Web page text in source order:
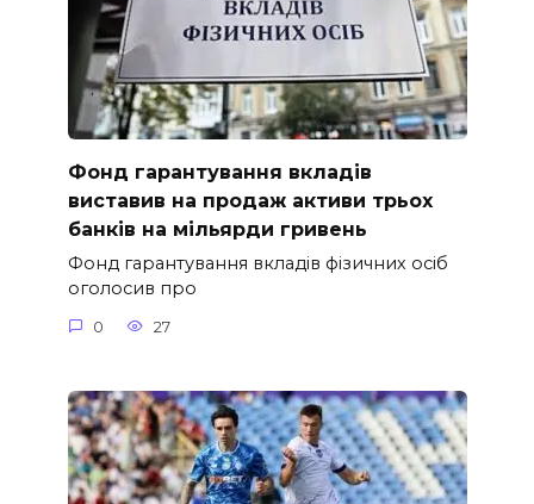
Фонд гарантування вкладів
виставив на продаж активи трьох
банків на мільярди гривень
Фонд гарантування вкладів фізичних осіб
оголосив про
0 27